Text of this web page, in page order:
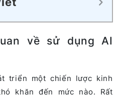
về sử dụng AI
triển một chiến lược kinh
khăn đến mức nào. Rất